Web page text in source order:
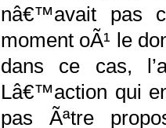
nâ€™avait pas
moment oÃ¹ le
dans ce cas, l’
Lâ€™action qui
pas Ãªtre